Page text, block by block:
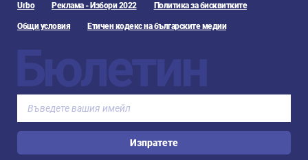
Urbo Реклама - Избори 2022 Политика за бисквитките
Общи условия Етичен кодекс на българските медии
Бюлетин
Изпратете